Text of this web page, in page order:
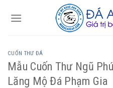
CUỐN THƯ ĐÁ
Mẫu Cuốn Thư Ngũ
Lăng Mộ Đá Phạm Gia